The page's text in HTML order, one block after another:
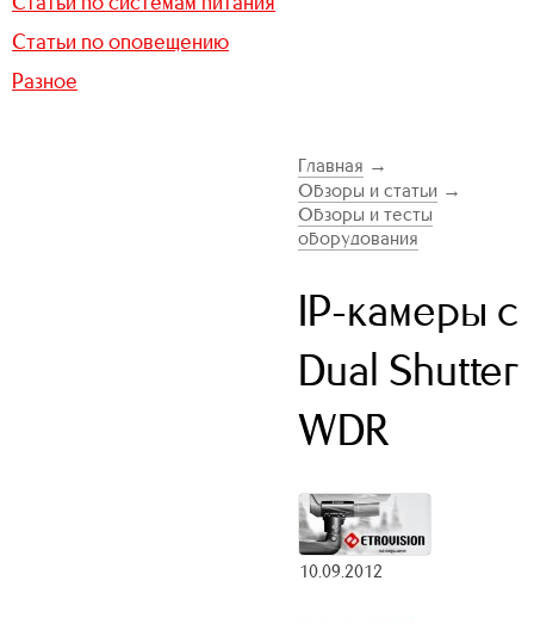
Статьи по оповещению
Разное
Главная →
Обзоры и статьи →
Обзоры и тесты
оборудования
IP-камеры с
Dual Shutter
WDR
10.09.2012